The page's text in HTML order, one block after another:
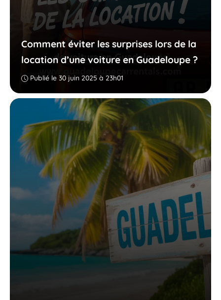
Comment éviter les surprises lors de la
location d’une voiture en Guadeloupe ?
Publié le 30 juin 2025 à 23h01